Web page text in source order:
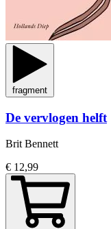
fragment
De vervlogen helft
Brit Bennett
€ 12,99